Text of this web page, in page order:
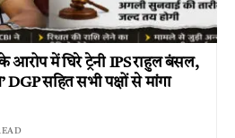
आरोप में घिरे ट्रेनी IPS राहुल बंसल,
DGP सहित सभी पक्षों से मांगा